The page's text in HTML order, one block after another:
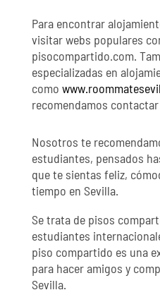
Para encontrar
visitar webs populares
pisocompartido.com.
especializadas en
como
recomendamos
Nosotros te
estudiantes, pensados
que te sientas feliz,
tiempo en Sevilla.
Se trata de pisos
estudiantes
piso compartido es una
para hacer amigos y
Sevilla.